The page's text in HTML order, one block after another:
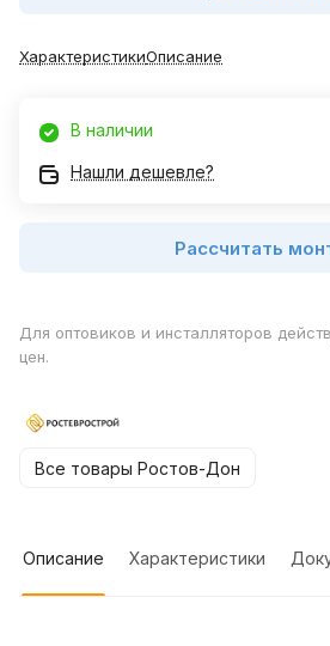
ХарактеристикиОписание
В наличии
Нашли дешевле?
Рассчитать
Для оптовиков и инсталляторов
цен.
Все товары Ростов-Дон
Описание Характеристики